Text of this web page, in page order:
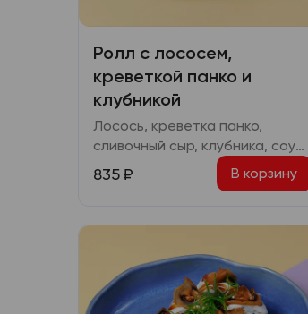
Ролл с лососем,
креветкой панко и
клубникой
Лосось, креветка панко,
сливочный сыр, клубника, соус
терияки
835₽ В корзину